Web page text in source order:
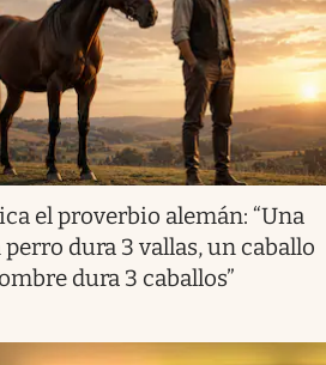
el proverbio alemán: “Una
dura 3 vallas, un caballo
dura 3 caballos”